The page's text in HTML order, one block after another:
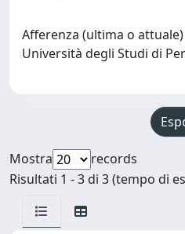
Afferenza (ultima o attuale)
Università degli Studi di
Mostra
records
Risultati 1 - 3 di 3 (tempo di